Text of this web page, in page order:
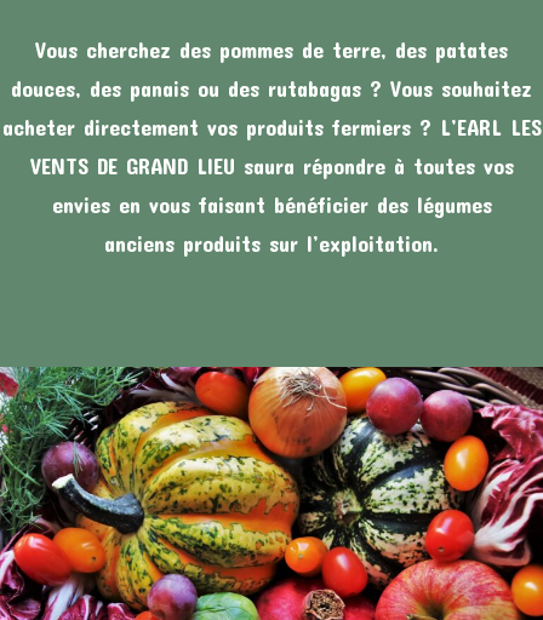
Vous cherchez des pommes de terre, des patates
douces, des panais ou des rutabagas ? Vous souhaitez
acheter directement vos produits fermiers ? L’EARL LES
VENTS DE GRAND LIEU saura répondre à toutes vos
envies en vous faisant bénéficier des légumes
anciens produits sur l’exploitation.